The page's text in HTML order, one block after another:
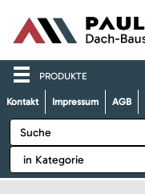
PRODUKTE
Kontakt Impressum AGB